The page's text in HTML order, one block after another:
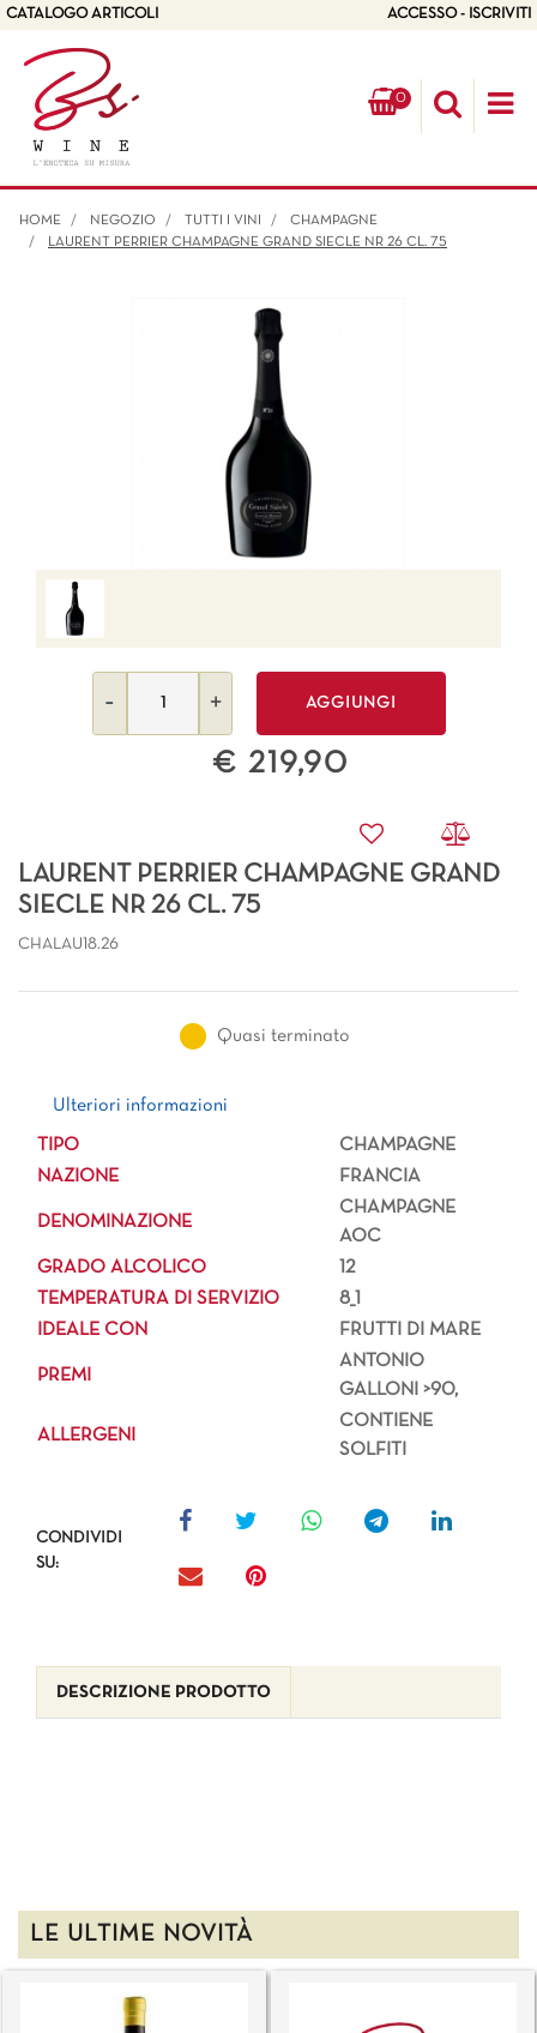
CATALOGO ARTICOLI ACCESSO - ISCRIVITI
0
HOME NEGOZIO TUTTI I VINI
CHAMPAGNE
LAURENT PERRIER CHAMPAGNE GRAND SIECLE NR 26 CL. 75
AGGIUNGI
€ 219,90
LAURENT PERRIER CHAMPAGNE GRAND
SIECLE NR 26 CL. 75
CHALAU18.26
Quasi terminato
Ulteriori informazioni
Ulteriori informazioni
TIPO
CHAMPAGNE
NAZIONE
FRANCIA
DENOMINAZIONE
CHAMPAGNE
AOC
GRADO ALCOLICO
12
TEMPERATURA DI SERVIZIO
8_1
IDEALE CON
FRUTTI DI MARE
PREMI
ANTONIO
GALLONI >90,
ALLERGENI
CONTIENE
SOLFITI
CONDIVIDI
SU:
DESCRIZIONE PRODOTTO
LE ULTIME NOVITÀ